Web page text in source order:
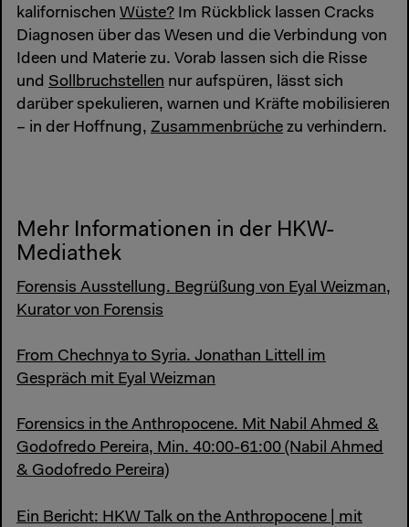
kalifornischen Wüste? Im Rückblick lassen Cracks
Diagnosen über das Wesen und die Verbindung von
Ideen und Materie zu. Vorab lassen sich die Risse
und Sollbruchstellen nur aufspüren, lässt sich
darüber spekulieren, warnen und Kräfte mobilisieren
– in der Hoffnung, Zusammenbrüche zu verhindern.
Mehr Informationen in der HKW-
Mediathek
Forensis Ausstellung. Begrüßung von Eyal Weizman,
Kurator von Forensis
From Chechnya to Syria. Jonathan Littell im
Gespräch mit Eyal Weizman
Forensics in the Anthropocene. Mit Nabil Ahmed &
Godofredo Pereira, Min. 40:00-61:00 (Nabil Ahmed
& Godofredo Pereira)
Ein Bericht: HKW Talk on the Anthropocene | mit